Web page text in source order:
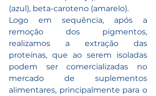
(azul), beta-caroteno (amarelo).
Logo em sequência, após a
remoção dos pigmentos,
realizamos a extração das
proteínas, que ao serem isoladas
podem ser comercializadas no
mercado de suplementos
alimentares, principalmente para o